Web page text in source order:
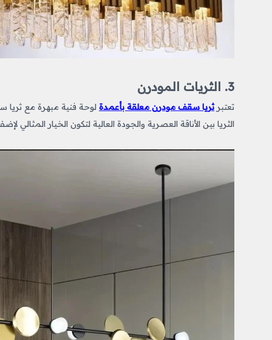
3. الثريات المودرن
تعتبرثريا سقف مودرن معلقة بأعمدة لوحة فنية مبهرة مع
الثريا بين الأناقة العصرية والجودة العالية لتكون الخيار